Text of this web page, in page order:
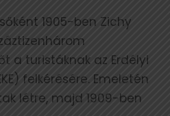
1905-ben Zichy
a turistáknak az Erdélyi
felkérésére. Emeletén
létre, majd 1909-ben